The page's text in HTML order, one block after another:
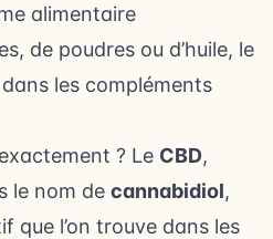
alimentaire
de poudres ou d’huile, le
les compléments
? Le CBD,
le nom de cannabidiol,
que l’on trouve dans les